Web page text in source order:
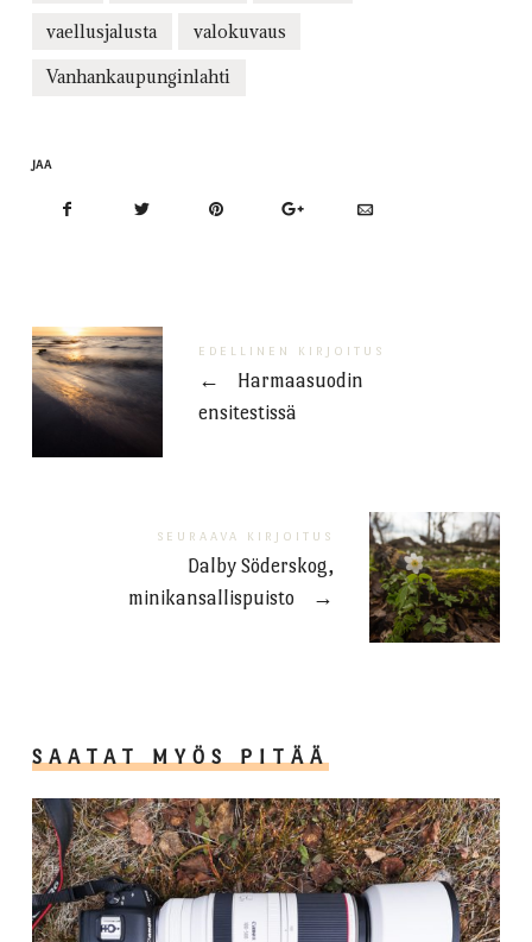
vaellusjalusta valokuvaus
Vanhankaupunginlahti
JAA
EDELLINEN KIRJOITUS
←
Harmaasuodin
ensitestissä
SEURAAVA KIRJOITUS
Dalby Söderskog,
minikansallispuisto
→
SAATAT MYÖS PITÄÄ